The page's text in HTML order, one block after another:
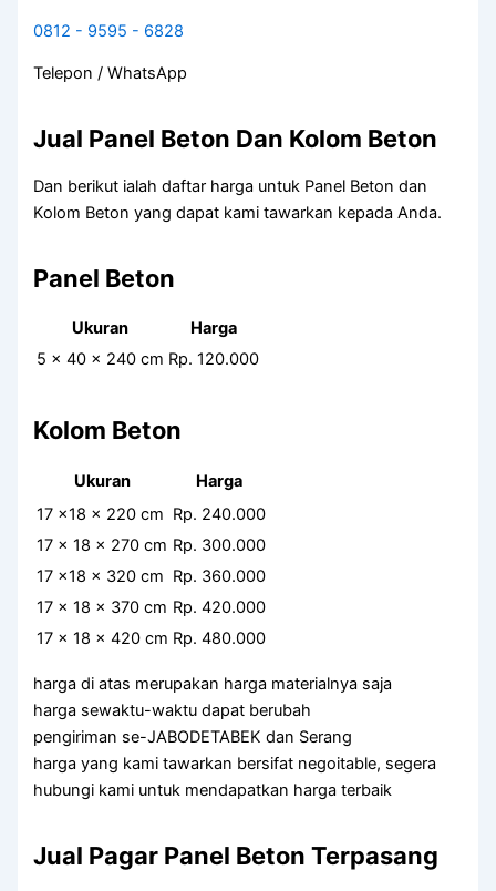
0812 - 9595 - 6828
Telepon / WhatsApp
Jual Panel Beton Dan Kolom Beton
Dan berikut ialah daftar harga untuk Panel Beton dan
Kolom Beton yang dapat kami tawarkan kepada Anda.
Panel Beton
Ukuran
Harga
5 x 40 x 240 cm Rp. 120.000
Kolom Beton
Ukuran
Harga
17 x18 x 220 cm Rp. 240.000
17 x 18 x 270 cm Rp. 300.000
17 x18 x 320 cm Rp. 360.000
17 x 18 x 370 cm Rp. 420.000
17 x 18 x 420 cm Rp. 480.000
harga di atas merupakan harga materialnya saja
harga sewaktu-waktu dapat berubah
pengiriman se-JABODETABEK dan Serang
harga yang kami tawarkan bersifat negoitable, segera
hubungi kami untuk mendapatkan harga terbaik
Jual Pagar Panel Beton Terpasang